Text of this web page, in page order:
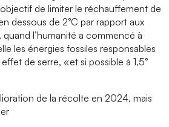
de limiter le réchauffement de
dessous de 2°C par rapport aux
l’humanité a commencé à
les énergies fossiles responsables
de serre, «et si possible à 1,5°
de la récolte en 2024, mais